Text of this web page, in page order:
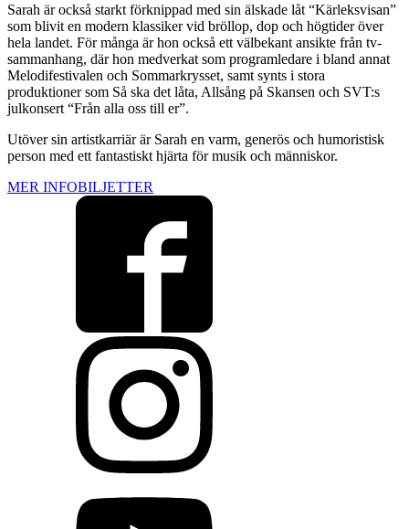
Sarah är också starkt förknippad med sin älskade låt “Kärleksvisan”
som blivit en modern klassiker vid bröllop, dop och högtider över
hela landet. För många är hon också ett välbekant ansikte från tv-
sammanhang, där hon medverkat som programledare i bland annat
Melodifestivalen och Sommarkrysset, samt synts i stora
produktioner som Så ska det låta, Allsång på Skansen och SVT:s
julkonsert “Från alla oss till er”.
Utöver sin artistkarriär är Sarah en varm, generös och humoristisk
person med ett fantastiskt hjärta för musik och människor.
MER INFOBILJETTER